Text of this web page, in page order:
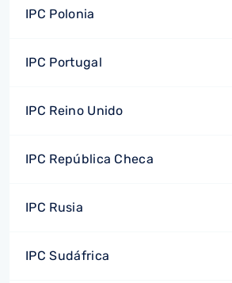
IPC Polonia
IPC Portugal
IPC Reino Unido
IPC República Checa
IPC Rusia
IPC Sudáfrica